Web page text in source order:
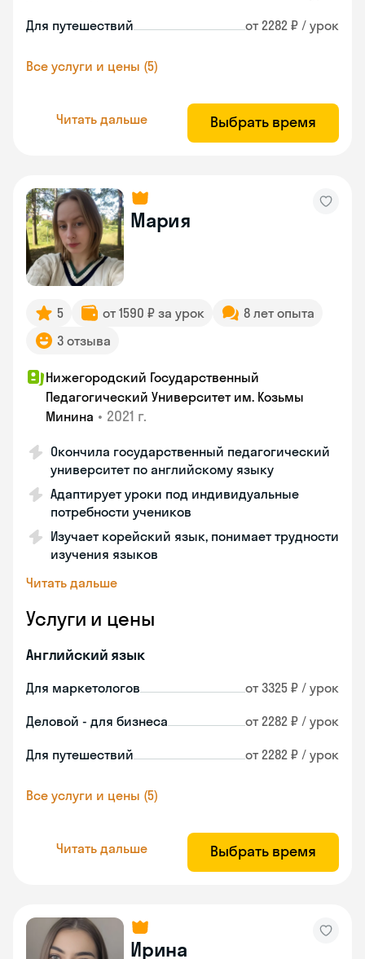
Для путешествий от 2282 ₽ / урок
Все услуги и цены (5)
Читать дальше Выбрать время
Мария
5 от 1590 ₽ за урок
8 лет опыта
3 отзыва
Нижегородский Государственный
Педагогический Университет им. Козьмы
Минина • 2021 г.
Окончила государственный педагогический
университет по английскому языку
Адаптирует уроки под индивидуальные
потребности учеников
Изучает корейский язык, понимает трудности
изучения языков
Читать дальше
Услуги и цены
Английский язык
Для маркетологов от 3325 ₽ / урок
Деловой - для бизнеса от 2282 ₽ / урок
Для путешествий от 2282 ₽ / урок
Все услуги и цены (5)
Читать дальше Выбрать время
Ирина